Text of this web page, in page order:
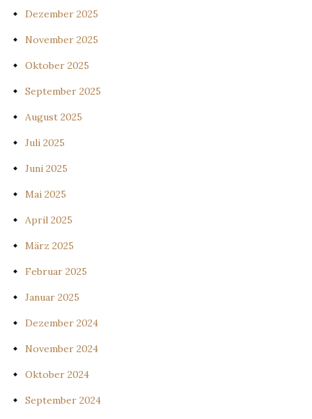
Dezember 2025
November 2025
Oktober 2025
September 2025
August 2025
Juli 2025
Juni 2025
Mai 2025
April 2025
März 2025
Februar 2025
Januar 2025
Dezember 2024
November 2024
Oktober 2024
September 2024